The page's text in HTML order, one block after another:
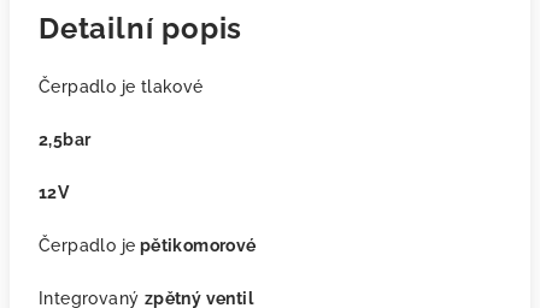
Detailní popis
Čerpadlo je tlakové
2,5bar
12V
Čerpadlo je pětikomorové
Integrovaný zpětný ventil